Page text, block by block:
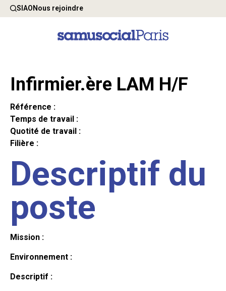
SIAONous rejoindre
Infirmier.ère LAM H/F
Référence :
Temps de travail :
Quotité de travail :
Filière :
Descriptif du
poste
Mission :
Environnement :
Descriptif :